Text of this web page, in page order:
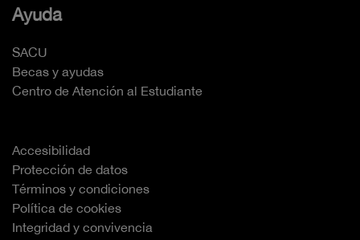
Ayuda
SACU
Becas y ayudas
Centro de Atención al Estudiante
Accesibilidad
Protección de datos
Términos y condiciones
Política de cookies
Integridad y convivencia